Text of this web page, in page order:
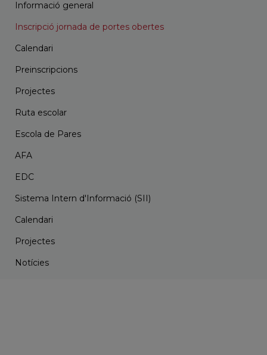
Informació general
Inscripció jornada de portes obertes
Calendari
Preinscripcions
Projectes
Ruta escolar
Escola de Pares
AFA
EDC
Sistema Intern d'Informació (SII)
Calendari
Projectes
Notícies